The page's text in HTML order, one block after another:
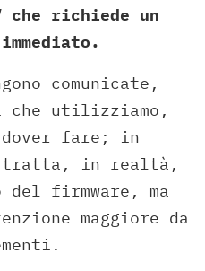
che richiede un
comunicate,
che utilizziamo,
dover fare; in
tratta,
in realtà,
del firmware,
ma
maggiore da